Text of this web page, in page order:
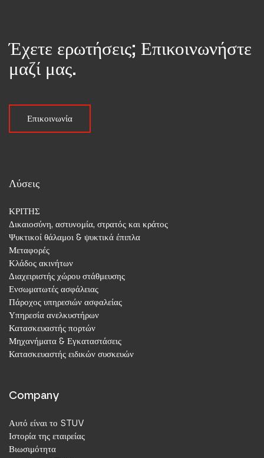
Steinbach & Vollmann (Jiashan) Co. Ltd.
Κίνα
+86 (0) 573 8473 7570
Niederlassung
Steinbach & Vollmann Ibérica, S.L.
C/ Tellería 4, Nave Nº 9
20500 Mondragón
Ισπανία
+34 (0) 943 037 851
a.ayerbe@stuv.es
Niederlassung
Έχετε ερωτήσεις; Επικοινωνήστε
μαζί μας.
Επικοινωνία
Λύσεις
ΚΡΙΤΗΣ
Δικαιοσύνη, αστυνομία, στρατός και κράτος
Ψυκτικοί θάλαμοι & ψυκτικά έπιπλα
Μεταφορές
Κλάδος ακινήτων
Διαχειριστής χώρου στάθμευσης
Ενσωματωτές ασφάλειας
Πάροχος υπηρεσιών ασφαλείας
Υπηρεσία ανελκυστήρων
Κατασκευαστής πορτών
Μηχανήματα & Εγκαταστάσεις
Κατασκευαστής ειδικών συσκευών
Company
Αυτό είναι το STUV
Ιστορία της εταιρείας
Βιωσιμότητα